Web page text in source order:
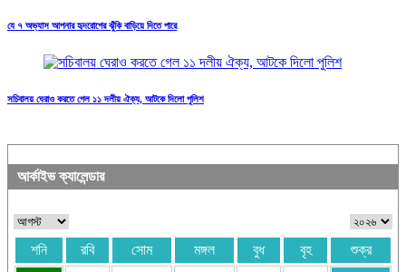
যে ৭ অভ্যাস আপনার হৃদরোগের ঝুঁকি বাড়িয়ে দিতে পারে
সচিবালয় ঘেরাও করতে গেল ১১ দলীয় ঐক্য, আটকে দিলো পুলিশ
আর্কাইভ ক্যালেন্ডার
শনি রবি সোম মঙ্গল বুধ বৃহ
শুক্র